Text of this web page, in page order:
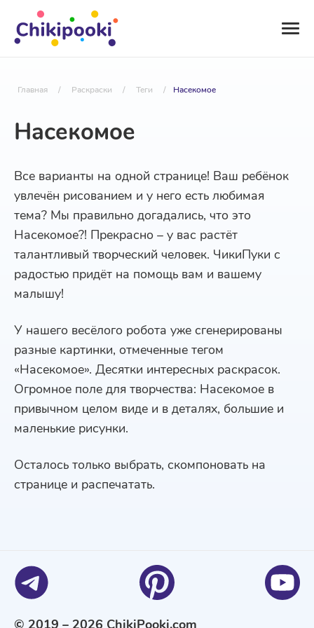
Главная / Раскраски / Теги / Насекомое
Насекомое
Все варианты на одной странице! Ваш ребёнок
увлечён рисованием и у него есть любимая
тема? Мы правильно догадались, что это
Насекомое?! Прекрасно – у вас растёт
талантливый творческий человек. ЧикиПуки с
радостью придёт на помощь вам и вашему
малышу!
У нашего весёлого робота уже сгенерированы
разные картинки, отмеченные тегом
«Насекомое». Десятки интересных раскрасок.
Огромное поле для творчества: Насекомое в
привычном целом виде и в деталях, большие и
маленькие рисунки.
Осталось только выбрать, скомпоновать на
странице и распечатать.
© 2019 – 2026 ChikiPooki.com